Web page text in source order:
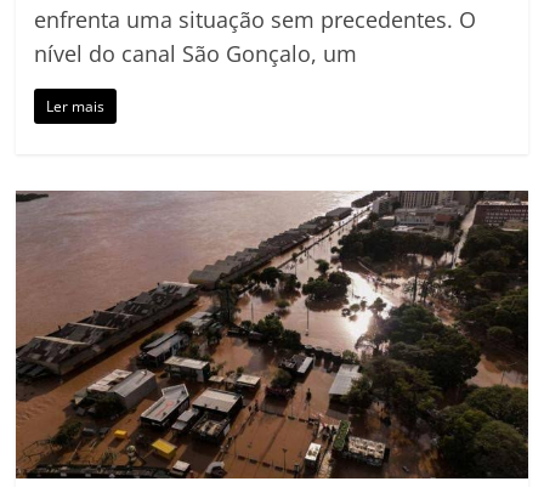
enfrenta uma situação sem precedentes. O
nível do canal São Gonçalo, um
Ler mais